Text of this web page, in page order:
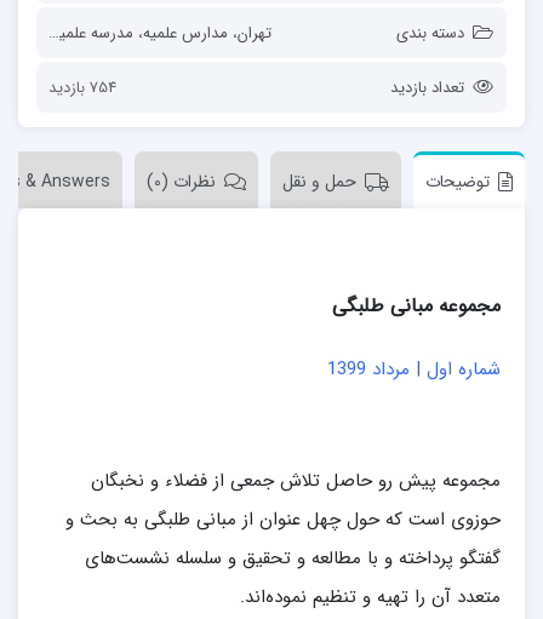
دسته بندی تهران، مدارس علمیه، مدرسه علمیه فیلسوف الدولة
تعداد بازدید 754 بازدید
توضیحات حمل و نقل نظرات (0) & Answers
مجموعه مبانی طلبگی
شماره اول | مرداد 1399
مجموعه پیش رو حاصل تلاش جمعی از فضلاء و نخبگان
حوزوی است که حول چهل عنوان از مبانی طلبگی به بحث و
گفتگو پرداخته و با مطالعه و تحقیق و سلسله نشست‌های
متعدد آن را تهیه و تنظیم نموده‌اند.